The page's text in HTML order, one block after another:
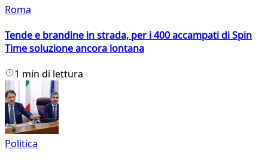
Roma
Tende e brandine in strada, per i 400 accampati di Spin
Time soluzione ancora lontana
1 min di lettura
Politica